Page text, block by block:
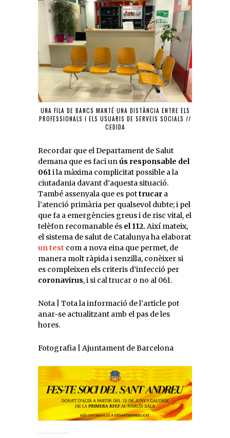
UNA FILA DE BANCS MANTÉ UNA DISTÀNCIA ENTRE ELS
PROFESSIONALS I ELS USUARIS DE SERVEIS SOCIALS //
CEDIDA
Recordar que el Departament de Salut
demana que es faci unús responsable del
061i la màxima complicitat possible a la
ciutadania davant d’aquesta situació.
També assenyala que es pottrucar a
l’atenció primària per qualsevol dubte; i pel
que fa a emergències greus i de risc vital, el
telèfon recomanable és el 112. Així mateix,
el sistema de salut de Catalunya ha elaborat
un test com a nova eina que permet, de
manera molt ràpida i senzilla, conèixer si
es compleixen els criteris d’infecció per
coronavirus, i si cal trucar o no al 061.
Nota | Tota la informació de l’article pot
anar-se actualitzant amb el pas de les
hores.
Fotografia | Ajuntament de Barcelona